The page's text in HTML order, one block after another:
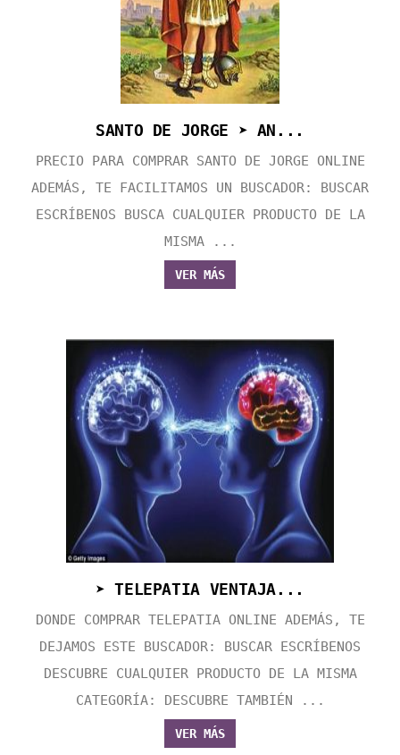
SANTO DE JORGE ➤ AN...
PRECIO PARA COMPRAR SANTO DE JORGE ONLINE
ADEMÁS, TE FACILITAMOS UN BUSCADOR: BUSCAR
ESCRÍBENOS BUSCA CUALQUIER PRODUCTO DE LA
MISMA ...
VER MÁS
➤ TELEPATIA VENTAJA...
DONDE COMPRAR TELEPATIA ONLINE ADEMÁS, TE
DEJAMOS ESTE BUSCADOR: BUSCAR ESCRÍBENOS
DESCUBRE CUALQUIER PRODUCTO DE LA MISMA
CATEGORÍA: DESCUBRE TAMBIÉN ...
VER MÁS